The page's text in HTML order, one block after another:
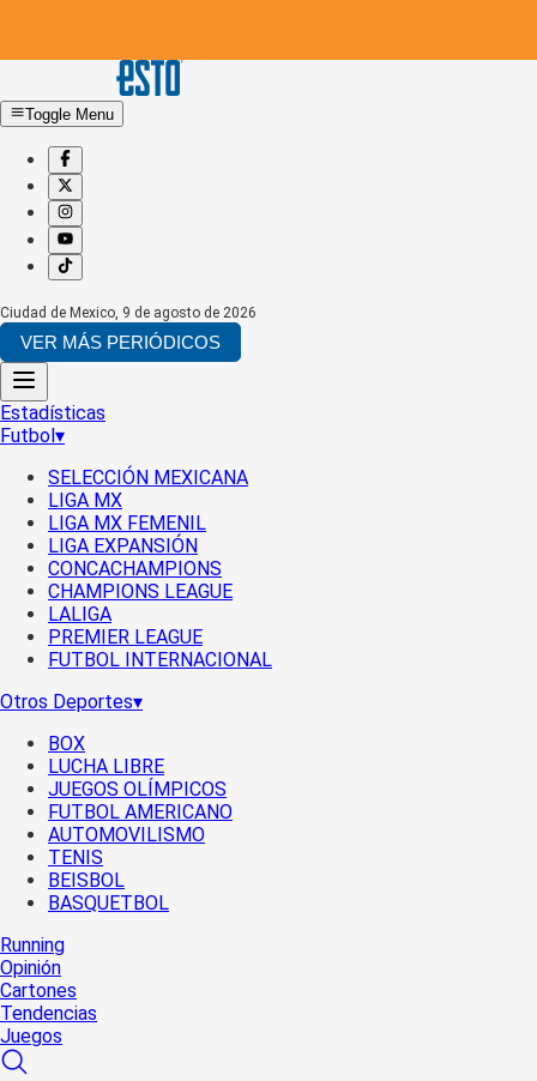
Toggle Menu
Ciudad de Mexico, 9 de agosto de 2026
VER MÁS PERIÓDICOS
Estadísticas
Futbol▾
SELECCIÓN MEXICANA
LIGA MX
LIGA MX FEMENIL
LIGA EXPANSIÓN
CONCACHAMPIONS
CHAMPIONS LEAGUE
LALIGA
PREMIER LEAGUE
FUTBOL INTERNACIONAL
Otros Deportes▾
BOX
LUCHA LIBRE
JUEGOS OLÍMPICOS
FUTBOL AMERICANO
AUTOMOVILISMO
TENIS
BEISBOL
BASQUETBOL
Running
Opinión
Cartones
Tendencias
Juegos